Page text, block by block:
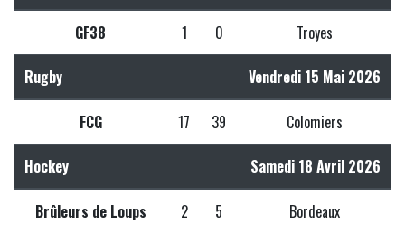
GF38 1 0 Troyes
Rugby Vendredi 15 Mai 2026
FCG 17 39 Colomiers
Hockey Samedi 18 Avril 2026
Brûleurs de Loups 2 5 Bordeaux